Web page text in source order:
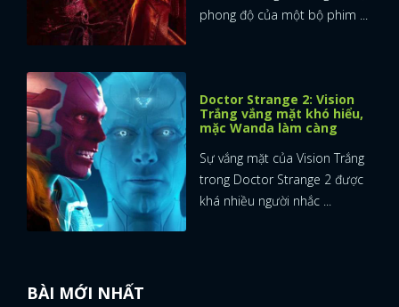
phong độ của một bộ phim ...
Doctor Strange 2: Vision
Trắng vắng mặt khó hiểu,
mặc Wanda làm càng
Sự vắng mặt của Vision Trắng
trong Doctor Strange 2 được
khá nhiều người nhắc ...
BÀI MỚI NHẤT